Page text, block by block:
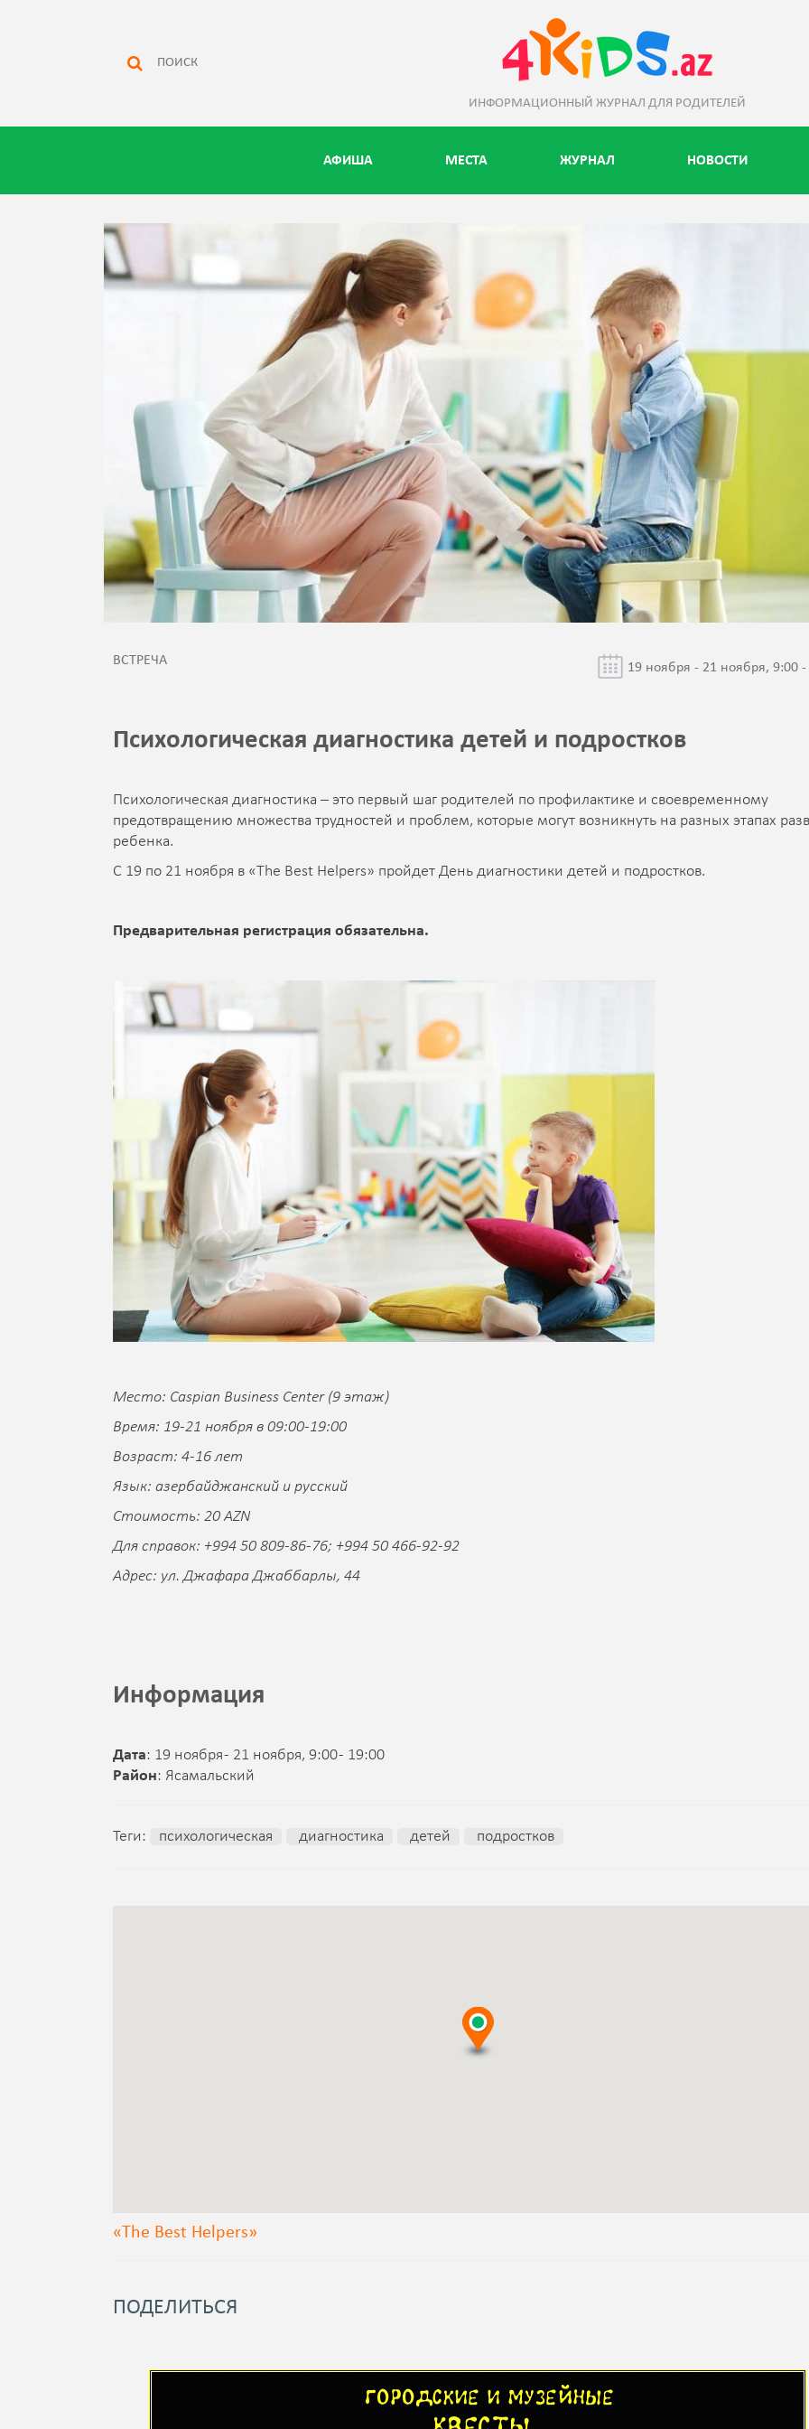
ИНФОРМАЦИОННЫЙ ЖУРНАЛ ДЛЯ РОДИТЕЛЕЙ
АФИША МЕСТА ЖУРНАЛ НОВОСТИ
ВСТРЕЧА 19 ноября - 21 ноября, 9:00 -
Психологическая диагностика детей и подростков
Психологическая диагностика – это первый шаг родителей по профилактике и своевременному
предотвращению множества трудностей и проблем, которые могут возникнуть на разных этапах
ребенка.
С 19 по 21 ноября в «The Best Helpers» пройдет День диагностики детей и подростков.
Предварительная регистрация обязательна.
Место: Caspian Business Center (9 этаж)
Время: 19-21 ноября в 09:00-19:00
Возраст: 4-16 лет
Язык: азербайджанский и русский
Стоимость: 20 AZN
Для справок: +994 50 809-86-76; +994 50 466-92-92
Адрес: ул. Джафара Джаббарлы, 44
Информация
Дата: 19 ноября - 21 ноября, 9:00 - 19:00
Район: Ясамальский
Теги: психологическая диагностика детей подростков
«The Best Helpers»
ПОДЕЛИТЬСЯ